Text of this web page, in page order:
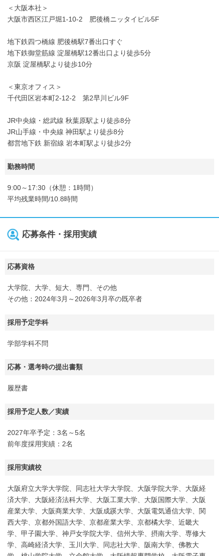
＜大阪本社＞
大阪市西区江戸堀1-10-2 肥後橋ニッタイビル5F
地下鉄四つ橋線 肥後橋駅7番出口すぐ
地下鉄御堂筋線 淀屋橋駅12番出口より徒歩5分
京阪 淀屋橋駅より徒歩10分
＜東京オフィス＞
千代田区岩本町2-12-2 第2早川ビル9F
JR中央線・総武線 秋葉原駅より徒歩8分
JR山手線・中央線 神田駅より徒歩8分
都営地下鉄 新宿線 岩本町駅より徒歩2分
勤務時間
9:00～17:30（休憩：1時間）
平均残業時間/10.8時間
応募条件・採用実績
応募資格
大学院、大学、短大、専門、その他
その他：2024年3月～2026年3月卒の既卒者
採用予定学科
学部学科不問
応募・選考時の提出書類
履歴書
採用予定人数／実績
2027年卒予定：3名～5名
前年度採用実績：2名
採用実績校
大阪府立大学大学院、同志社大学大学院、大阪学院大学、大阪経
済大学、大阪経済法科大学、大阪工業大学、大阪国際大学、大阪
産業大学、大阪商業大学、大阪成蹊大学、大阪電気通信大学、関
西大学、京都外国語大学、京都産業大学、京都橘大学、近畿大
学、甲子園大学、神戸女学院大学、信州大学、摂南大学、専修大
学、高崎経済大学、玉川大学、同志社大学、阪南大学、佛教大